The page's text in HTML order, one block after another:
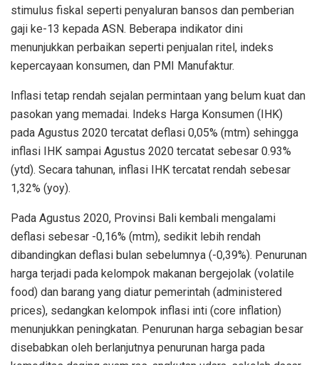
stimulus fiskal seperti penyaluran bansos dan pemberian
gaji ke-13 kepada ASN. Beberapa indikator dini
menunjukkan perbaikan seperti penjualan ritel, indeks
kepercayaan konsumen, dan PMI Manufaktur.
Inflasi tetap rendah sejalan permintaan yang belum kuat dan
pasokan yang memadai. Indeks Harga Konsumen (IHK)
pada Agustus 2020 tercatat deflasi 0,05% (mtm) sehingga
inflasi IHK sampai Agustus 2020 tercatat sebesar 0.93%
(ytd). Secara tahunan, inflasi IHK tercatat rendah sebesar
1,32% (yoy).
Pada Agustus 2020, Provinsi Bali kembali mengalami
deflasi sebesar -0,16% (mtm), sedikit lebih rendah
dibandingkan deflasi bulan sebelumnya (-0,39%). Penurunan
harga terjadi pada kelompok makanan bergejolak (volatile
food) dan barang yang diatur pemerintah (administered
prices), sedangkan kelompok inflasi inti (core inflation)
menunjukkan peningkatan. Penurunan harga sebagian besar
disebabkan oleh berlanjutnya penurunan harga pada